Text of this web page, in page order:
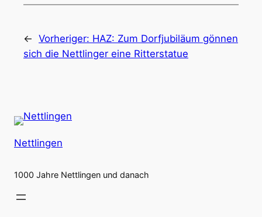
← Vorheriger: HAZ: Zum Dorfjubiläum gönnen
sich die Nettlinger eine Ritterstatue
Nettlingen
1000 Jahre Nettlingen und danach